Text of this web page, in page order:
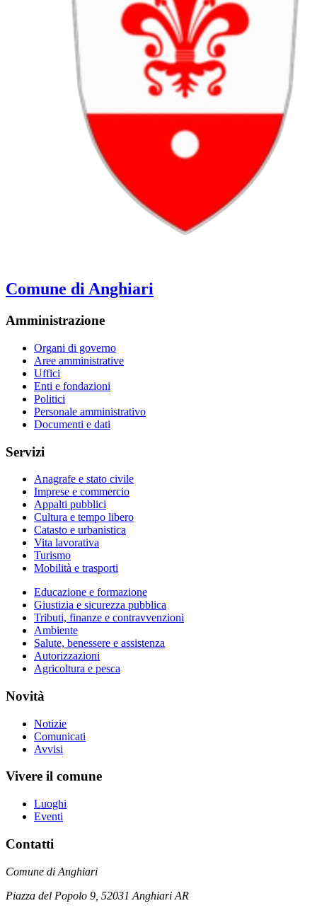
Comune di Anghiari
Amministrazione
Organi di governo
Aree amministrative
Uffici
Enti e fondazioni
Politici
Personale amministrativo
Documenti e dati
Servizi
Anagrafe e stato civile
Imprese e commercio
Appalti pubblici
Cultura e tempo libero
Catasto e urbanistica
Vita lavorativa
Turismo
Mobilità e trasporti
Educazione e formazione
Giustizia e sicurezza pubblica
Tributi, finanze e contravvenzioni
Ambiente
Salute, benessere e assistenza
Autorizzazioni
Agricoltura e pesca
Novità
Notizie
Comunicati
Avvisi
Vivere il comune
Luoghi
Eventi
Contatti
Comune di Anghiari
Piazza del Popolo 9, 52031 Anghiari AR